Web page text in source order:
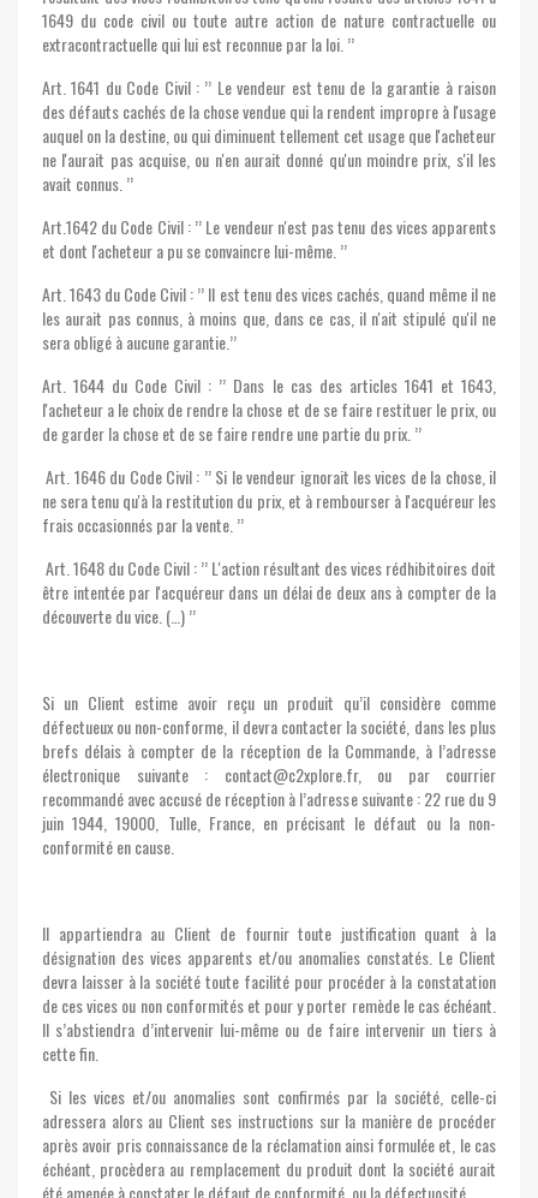
1649 du code civil ou toute autre action de nature contractuelle ou
extracontractuelle qui lui est reconnue par la loi. ’’
Art. 1641 du Code Civil : ’’ Le vendeur est tenu de la garantie à raison
des défauts cachés de la chose vendue qui la rendent impropre à l'usage
auquel on la destine, ou qui diminuent tellement cet usage que l'acheteur
ne l'aurait pas acquise, ou n'en aurait donné qu'un moindre prix, s'il les
avait connus. ’’
Art.1642 du Code Civil : ’’ Le vendeur n'est pas tenu des vices apparents
et dont l'acheteur a pu se convaincre lui-même. ’’
Art. 1643 du Code Civil : ’’ Il est tenu des vices cachés, quand même il ne
les aurait pas connus, à moins que, dans ce cas, il n'ait stipulé qu'il ne
sera obligé à aucune garantie.’’
Art. 1644 du Code Civil : ’’ Dans le cas des articles 1641 et 1643,
l'acheteur a le choix de rendre la chose et de se faire restituer le prix, ou
de garder la chose et de se faire rendre une partie du prix. ’’
Art. 1646 du Code Civil : ’’ Si le vendeur ignorait les vices de la chose, il
ne sera tenu qu'à la restitution du prix, et à rembourser à l'acquéreur les
frais occasionnés par la vente. ’’
Art. 1648 du Code Civil : ’’ L'action résultant des vices rédhibitoires doit
être intentée par l'acquéreur dans un délai de deux ans à compter de la
découverte du vice. (…) ’’
Si un Client estime avoir reçu un produit qu’il considère comme
défectueux ou non-conforme, il devra contacter la société, dans les plus
brefs délais à compter de la réception de la Commande, à l’adresse
électronique suivante : contact@c2xplore.fr, ou par courrier
recommandé avec accusé de réception à l’adresse suivante : 22 rue du 9
juin 1944, 19000, Tulle, France, en précisant le défaut ou la non-
conformité en cause.
Il appartiendra au Client de fournir toute justification quant à la
désignation des vices apparents et/ou anomalies constatés. Le Client
devra laisser à la société toute facilité pour procéder à la constatation
de ces vices ou non conformités et pour y porter remède le cas échéant.
Il s’abstiendra d’intervenir lui-même ou de faire intervenir un tiers à
cette fin.
Si les vices et/ou anomalies sont confirmés par la société, celle-ci
adressera alors au Client ses instructions sur la manière de procéder
après avoir pris connaissance de la réclamation ainsi formulée et, le cas
échéant, procèdera au remplacement du produit dont la société aurait
été amenée à constater le défaut de conformité, ou la défectuosité.